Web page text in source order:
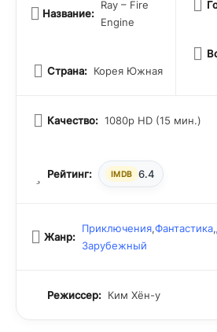
Название:
Ray – Fire
Engine
Страна: Корея Южная
Качество: 1080p HD (15 мин.)
Рейтинг: IMDB 6.4
Жанр:
Приключения,Фантастика,
Зарубежный
Режиссер: Ким Хён-у